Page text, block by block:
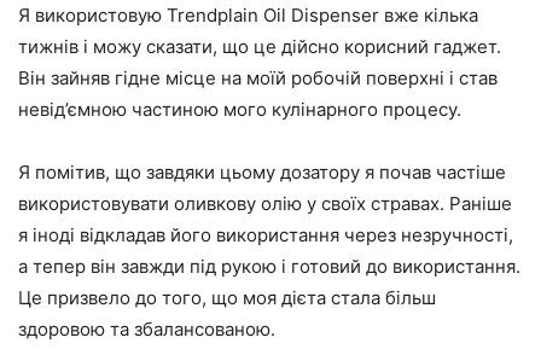
Я використовую Trendplain Oil Dispenser вже кілька
тижнів і можу сказати, що це дійсно корисний гаджет.
Він зайняв гідне місце на моїй робочій поверхні і став
невід’ємною частиною мого кулінарного процесу.
Я помітив, що завдяки цьому дозатору я почав частіше
використовувати оливкову олію у своїх стравах. Раніше
я іноді відкладав його використання через незручності,
а тепер він завжди під рукою і готовий до використання.
Це призвело до того, що моя дієта стала більш
здоровою та збалансованою.